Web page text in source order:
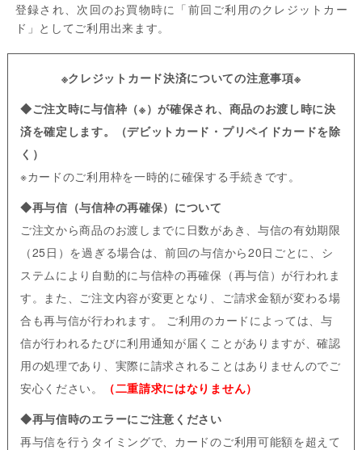
登録され、次回のお買物時に「前回ご利用のクレジットカー
ド」としてご利用出来ます。
※クレジットカード決済についての注意事項※
◆ご注文時に与信枠（※）が確保され、商品のお渡し時に決
済を確定します。（デビットカード・プリペイドカードを除
く）
※カードのご利用枠を一時的に確保する手続きです。
◆再与信（与信枠の再確保）について
ご注文から商品のお渡しまでに日数があき、与信の有効期限
（25日）を過ぎる場合は、前回の与信から20日ごとに、シ
ステムにより自動的に与信枠の再確保（再与信）が行われま
す。また、ご注文内容が変更となり、ご請求金額が変わる場
合も再与信が行われます。 ご利用のカードによっては、与
信が行われるたびに利用通知が届くことがありますが、確認
用の処理であり、実際に請求されることはありませんのでご
安心ください。
（二重請求にはなりません）
◆再与信時のエラーにご注意ください
再与信を行うタイミングで、カードのご利用可能額を超えて